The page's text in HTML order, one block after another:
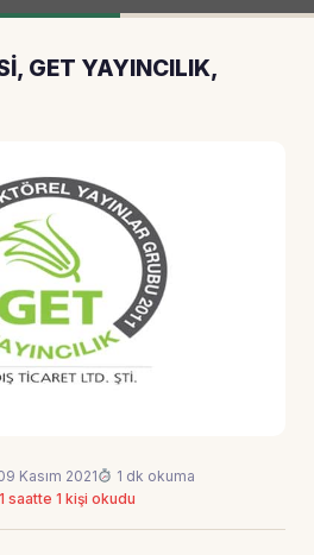
GET YAYINCILIK,
Kasım 2021
1 dk okuma
saatte 1 kişi okudu